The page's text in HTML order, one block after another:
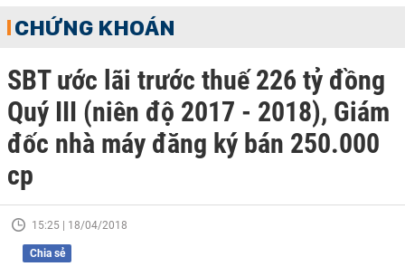
CHỨNG KHOÁN
SBT ước lãi trước thuế 226 tỷ đồng
Quý III (niên độ 2017 - 2018), Giám
đốc nhà máy đăng ký bán 250.000
cp
15:25 | 18/04/2018
Chia sẻ